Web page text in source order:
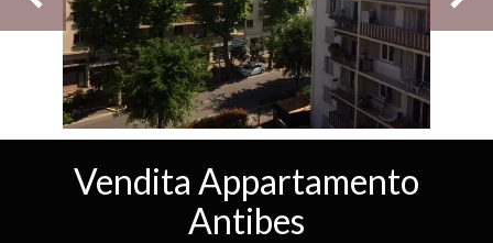
Vendita Appartamento
Antibes